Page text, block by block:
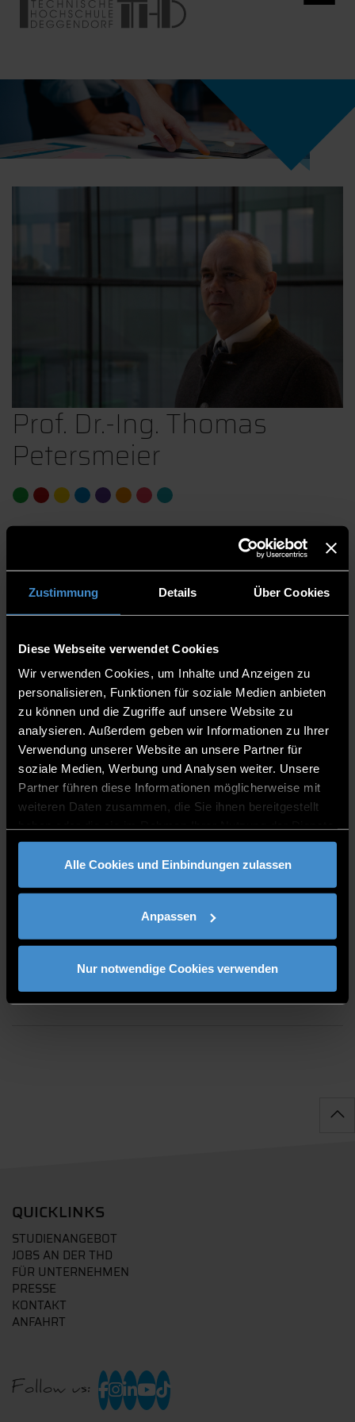
Zustimmung Details Über Cookies
Diese Webseite verwendet Cookies
Wir verwenden Cookies, um Inhalte und Anzeigen zu
personalisieren, Funktionen für soziale Medien anbieten
zu können und die Zugriffe auf unsere Website zu
analysieren. Außerdem geben wir Informationen zu Ihrer
Verwendung unserer Website an unsere Partner für
soziale Medien, Werbung und Analysen weiter. Unsere
Partner führen diese Informationen möglicherweise mit
weiteren Daten zusammen, die Sie ihnen bereitgestellt
gesammelt haben.
Alle Cookies und Einbindungen zulassen
Anpassen
Nur notwendige Cookies verwenden
Prof. Dr.-Ing. Thomas
Petersmeier
Werkstofftechnik
Schwerpunkt “Technologie der Werkstoffe”
Betriebsfestigkeit/Schadenanalyse
Fakultät Maschinenbau und Mechatronik
Professorinnen und Professoren
Professor
C 227
0991/3615-321
SPRECHZEITEN
nach Vereinbarung
PUBLIKATIONEN
QUICKLINKS
STUDIENANGEBOT
JOBS AN DER THD
FÜR UNTERNEHMEN
PRESSE
KONTAKT
ANFAHRT
Follow us: